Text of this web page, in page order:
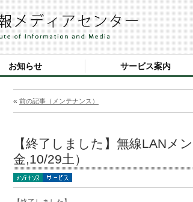
お知らせ サービス案内
« 前の記事（メンテナンス）
【終了しました】無線LANメ
金,10/29土）